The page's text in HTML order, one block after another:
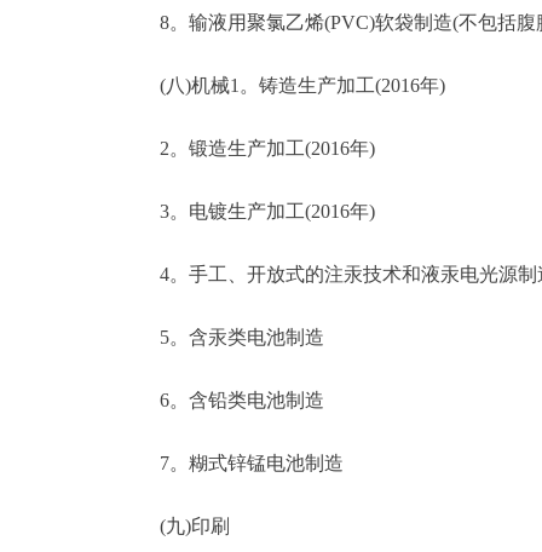
8。输液用聚氯乙烯(PVC)软袋制造(不包括腹
(八)机械1。铸造生产加工(2016年)
2。锻造生产加工(2016年)
3。电镀生产加工(2016年)
4。手工、开放式的注汞技术和液汞电光源制
5。含汞类电池制造
6。含铅类电池制造
7。糊式锌锰电池制造
(九)印刷